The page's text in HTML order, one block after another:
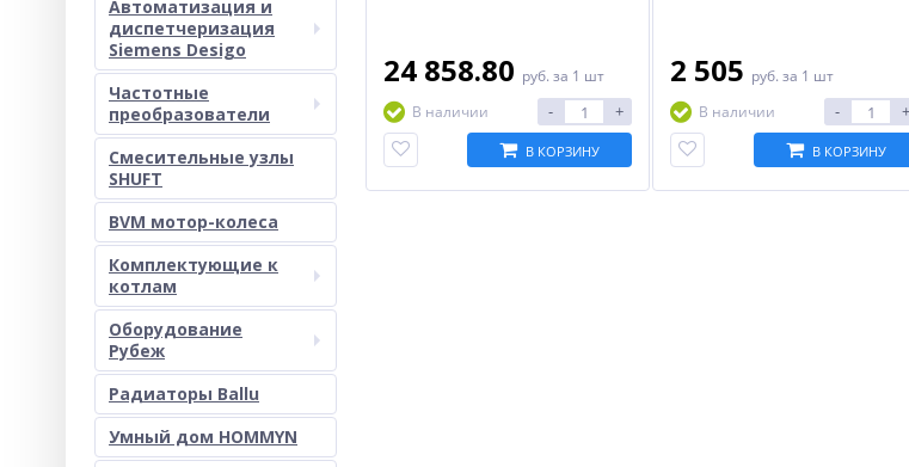
Автоматизация и
диспетчеризация
Siemens Desigo
Частотные
преобразователи
Смесительные узлы
SHUFT
BVM мотор-колеса
Комплектующие к
котлам
Оборудование
Рубеж
Радиаторы Ballu
Умный дом HOMMYN
24 858.80 руб. за 1 шт
В наличии
- +
В КОРЗИНУ
2 505 руб. за 1 шт
В наличии
- +
В КОРЗИНУ